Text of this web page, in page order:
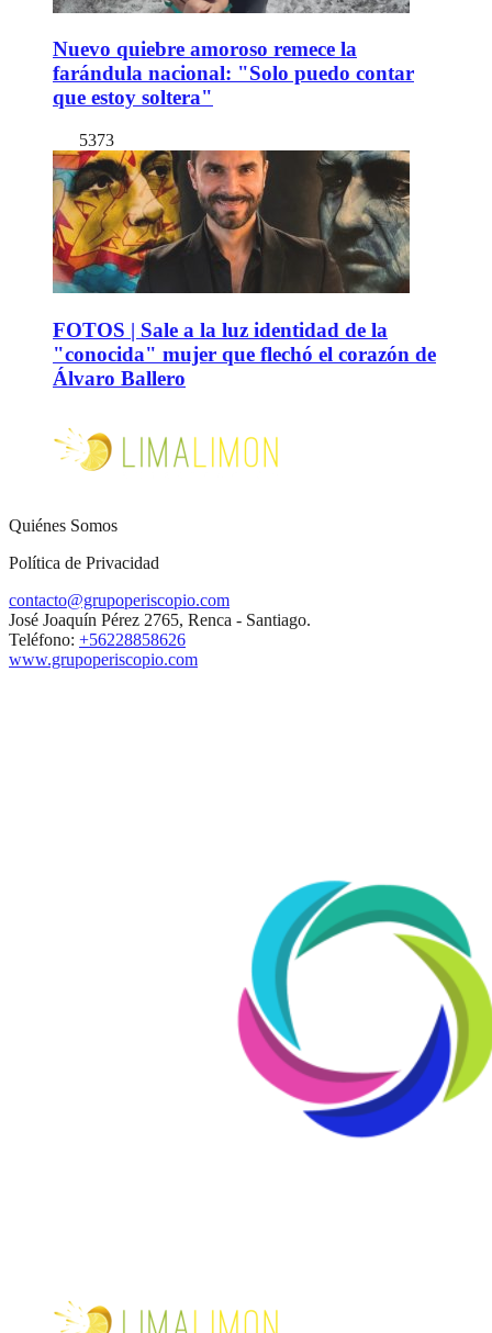
Nuevo quiebre amoroso remece la
farándula nacional: "Solo puedo contar
que estoy soltera"
5373
FOTOS | Sale a la luz identidad de la
"conocida" mujer que flechó el corazón de
Álvaro Ballero
Quiénes Somos
Política de Privacidad
contacto@grupoperiscopio.com
José Joaquín Pérez 2765, Renca - Santiago.
Teléfono: +56228858626
www.grupoperiscopio.com